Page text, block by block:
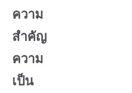
ความ
สำคัญ
ความ
เป็น